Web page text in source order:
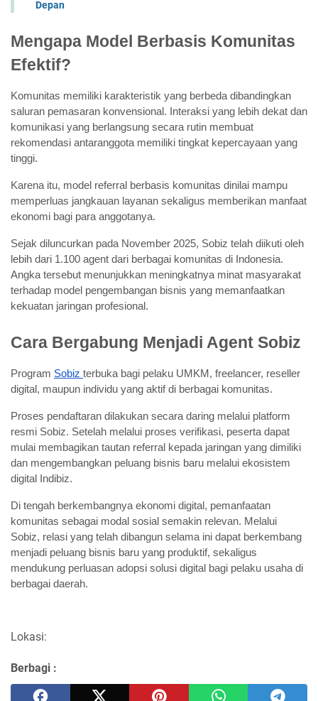
Depan
Mengapa Model Berbasis Komunitas
Efektif?
Komunitas memiliki karakteristik yang berbeda dibandingkan
saluran pemasaran konvensional. Interaksi yang lebih dekat dan
komunikasi yang berlangsung secara rutin membuat
rekomendasi antaranggota memiliki tingkat kepercayaan yang
tinggi.
Karena itu, model referral berbasis komunitas dinilai mampu
memperluas jangkauan layanan sekaligus memberikan manfaat
ekonomi bagi para anggotanya.
Sejak diluncurkan pada November 2025, Sobiz telah diikuti oleh
lebih dari 1.100 agent dari berbagai komunitas di Indonesia.
Angka tersebut menunjukkan meningkatnya minat masyarakat
terhadap model pengembangan bisnis yang memanfaatkan
kekuatan jaringan profesional.
Cara Bergabung Menjadi Agent Sobiz
Program Sobiz terbuka bagi pelaku UMKM, freelancer, reseller
digital, maupun individu yang aktif di berbagai komunitas.
Proses pendaftaran dilakukan secara daring melalui platform
resmi Sobiz. Setelah melalui proses verifikasi, peserta dapat
mulai membagikan tautan referral kepada jaringan yang dimiliki
dan mengembangkan peluang bisnis baru melalui ekosistem
digital Indibiz.
Di tengah berkembangnya ekonomi digital, pemanfaatan
komunitas sebagai modal sosial semakin relevan. Melalui
Sobiz, relasi yang telah dibangun selama ini dapat berkembang
menjadi peluang bisnis baru yang produktif, sekaligus
mendukung perluasan adopsi solusi digital bagi pelaku usaha di
berbagai daerah.
Lokasi:
Berbagi :